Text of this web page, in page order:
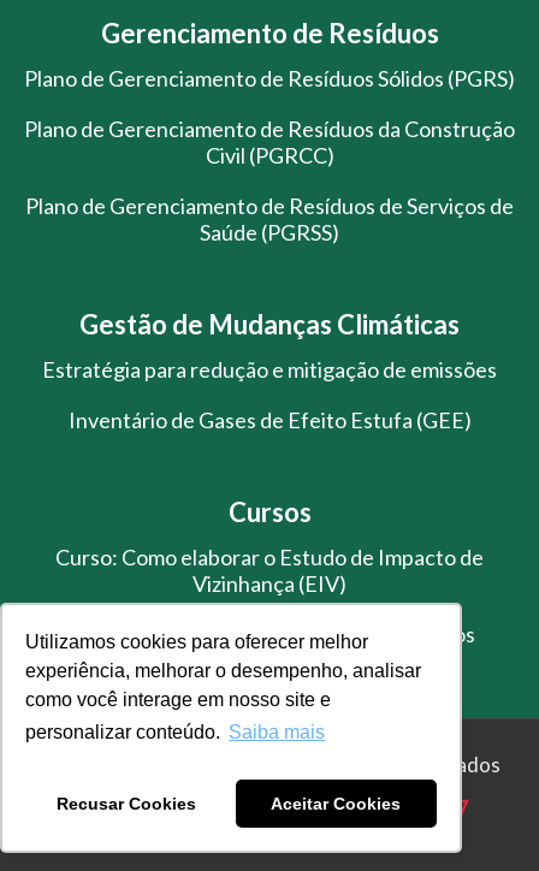
Utilizamos cookies para oferecer melhor
experiência, melhorar o desempenho, analisar
como você interage em nosso site e
personalizar conteúdo. Saiba mais
Recusar Cookies Aceitar Cookies
Gerenciamento de Resíduos
Plano de Gerenciamento de Resíduos Sólidos (PGRS)
Plano de Gerenciamento de Resíduos da Construção
Civil (PGRCC)
Plano de Gerenciamento de Resíduos de Serviços de
Saúde (PGRSS)
Gestão de Mudanças Climáticas
Estratégia para redução e mitigação de emissões
Inventário de Gases de Efeito Estufa (GEE)
Cursos
Curso: Como elaborar o Estudo de Impacto de
Vizinhança (EIV)
Treinamento de Gestão de Resíduos Sólidos
© Master Ambiental - Todos os direitos reservados